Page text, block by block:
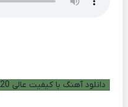
دانلود آهنگ با کیفیت عالی 320